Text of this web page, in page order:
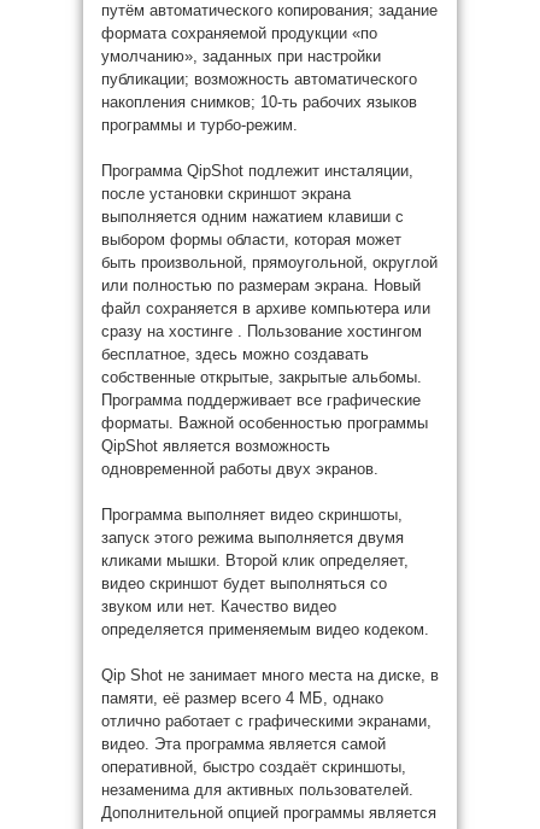
путём автоматического копирования; задание
формата сохраняемой продукции «по
умолчанию», заданных при настройки
публикации; возможность автоматического
накопления снимков; 10-ть рабочих языков
программы и турбо-режим.
Программа QipShot подлежит инсталяции,
после установки скриншот экрана
выполняется одним нажатием клавиши с
выбором формы области, которая может
быть произвольной, прямоугольной, округлой
или полностью по размерам экрана. Новый
файл сохраняется в архиве компьютера или
сразу на хостинге . Пользование хостингом
бесплатное, здесь можно создавать
собственные открытые, закрытые альбомы.
Программа поддерживает все графические
форматы. Важной особенностью программы
QipShot является возможность
одновременной работы двух экранов.
Программа выполняет видео скриншоты,
запуск этого режима выполняется двумя
кликами мышки. Второй клик определяет,
видео скриншот будет выполняться со
звуком или нет. Качество видео
определяется применяемым видео кодеком.
Qip Shot не занимает много места на диске, в
памяти, её размер всего 4 МБ, однако
отлично работает с графическими экранами,
видео. Эта программа является самой
оперативной, быстро создаёт скриншоты,
незаменима для активных пользователей.
Дополнительной опцией программы является